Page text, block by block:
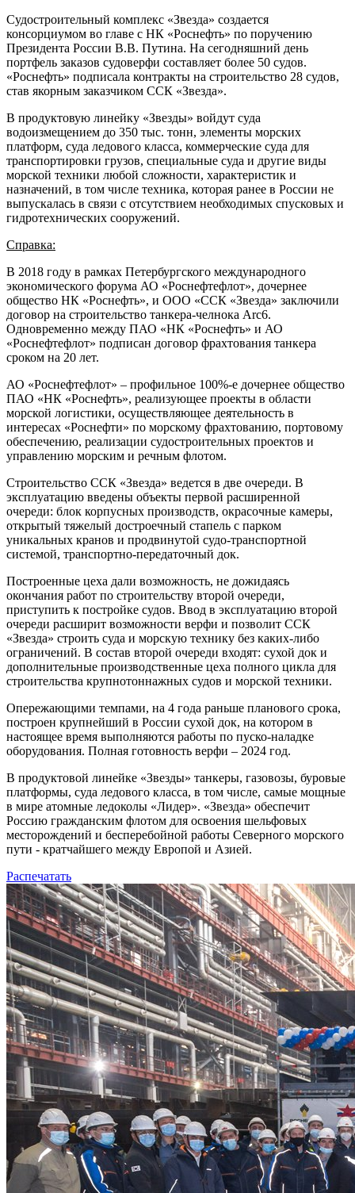
Судостроительный комплекс «Звезда» создается
консорциумом во главе с НК «Роснефть» по поручению
Президента России В.В. Путина. На сегодняшний день
портфель заказов судоверфи составляет более 50 судов.
«Роснефть» подписала контракты на строительство 28 судов,
став якорным заказчиком ССК «Звезда».
В продуктовую линейку «Звезды» войдут суда
водоизмещением до 350 тыс. тонн, элементы морских
платформ, суда ледового класса, коммерческие суда для
транспортировки грузов, специальные суда и другие виды
морской техники любой сложности, характеристик и
назначений, в том числе техника, которая ранее в России не
выпускалась в связи с отсутствием необходимых спусковых и
гидротехнических сооружений.
Справка:
В 2018 году в рамках Петербургского международного
экономического форума АО «Роснефтефлот», дочернее
общество НК «Роснефть», и ООО «ССК «Звезда» заключили
договор на строительство танкера-челнока Arc6.
Одновременно между ПАО «НК «Роснефть» и АО
«Роснефтефлот» подписан договор фрахтования танкера
сроком на 20 лет.
АО «Роснефтефлот» – профильное 100%-е дочернее общество
ПАО «НК «Роснефть», реализующее проекты в области
морской логистики, осуществляющее деятельность в
интересах «Роснефти» по морскому фрахтованию, портовому
обеспечению, реализации судостроительных проектов и
управлению морским и речным флотом.
Строительство ССК «Звезда» ведется в две очереди. В
эксплуатацию введены объекты первой расширенной
очереди: блок корпусных производств, окрасочные камеры,
открытый тяжелый достроечный стапель с парком
уникальных кранов и продвинутой судо-транспортной
системой, транспортно-передаточный док.
Построенные цеха дали возможность, не дожидаясь
окончания работ по строительству второй очереди,
приступить к постройке судов. Ввод в эксплуатацию второй
очереди расширит возможности верфи и позволит ССК
«Звезда» строить суда и морскую технику без каких-либо
ограничений. В состав второй очереди входят: сухой док и
дополнительные производственные цеха полного цикла для
строительства крупнотоннажных судов и морской техники.
Опережающими темпами, на 4 года раньше планового срока,
построен крупнейший в России сухой док, на котором в
настоящее время выполняются работы по пуско-наладке
оборудования. Полная готовность верфи – 2024 год.
В продуктовой линейке «Звезды» танкеры, газовозы, буровые
платформы, суда ледового класса, в том числе, самые мощные
в мире атомные ледоколы «Лидер». «Звезда» обеспечит
Россию гражданским флотом для освоения шельфовых
месторождений и бесперебойной работы Северного морского
пути - кратчайшего между Европой и Азией.
Распечатать